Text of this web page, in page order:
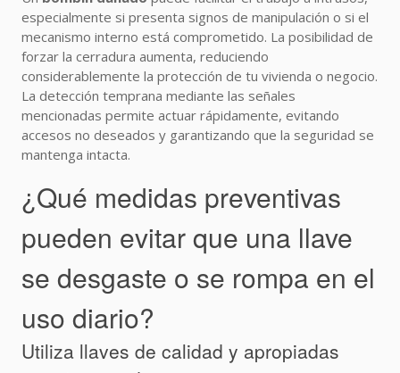
especialmente si presenta signos de manipulación o si el
mecanismo interno está comprometido. La posibilidad de
forzar la cerradura aumenta, reduciendo
considerablemente la protección de tu vivienda o negocio.
La detección temprana mediante las señales
mencionadas permite actuar rápidamente, evitando
accesos no deseados y garantizando que la seguridad se
mantenga intacta.
¿Qué medidas preventivas
pueden evitar que una llave
se desgaste o se rompa en el
uso diario?
Utiliza llaves de calidad y apropiadas